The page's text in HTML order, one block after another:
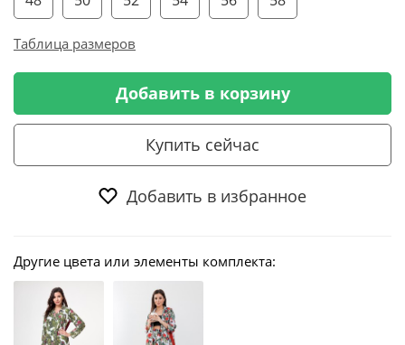
Таблица размеров
Добавить в корзину
Купить сейчас
Добавить в избранное
Другие цвета или элементы комплекта: